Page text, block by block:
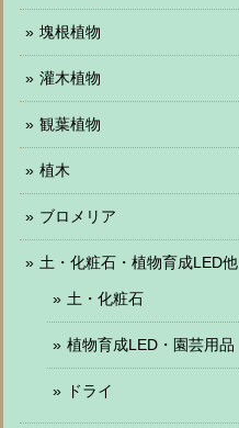
塊根植物
灌木植物
観葉植物
植木
ブロメリア
土・化粧石・植物育成LED他
土・化粧石
植物育成LED・園芸用品
ドライ